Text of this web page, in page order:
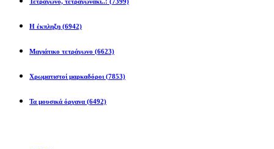
Η έκπληξη (6942)
Μαγιάτικο τετράγωνο (6623)
Χρωματιστοί μαρκαδόροι (7853)
Τα μουσικά όργανα (6492)